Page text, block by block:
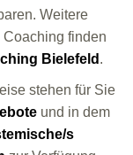
Weitere
finden
Bielefeld .
stehen für Sie
und in dem
s